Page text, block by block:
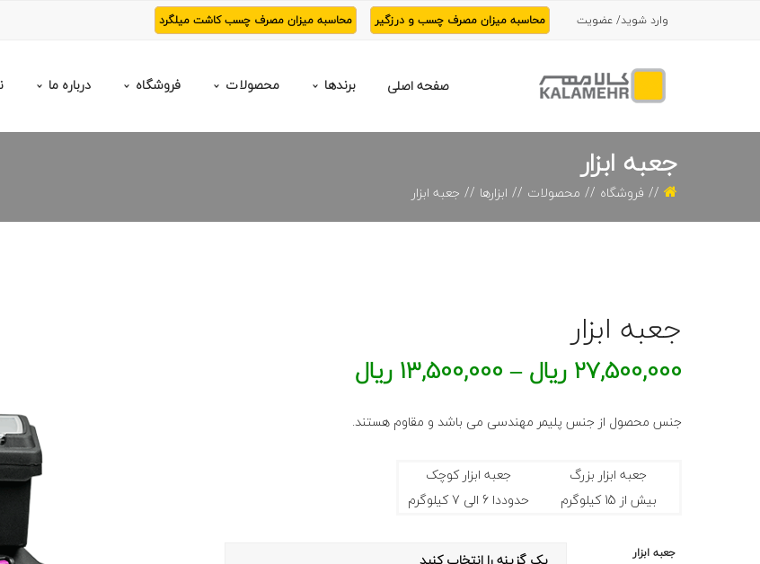
وارد شوید/ عضویت محاسبه میزان مصرف چسب و درزگیر محاسبه میزان مصرف چسب کاشت میلگرد
صفحه اصلی برندها محصولات فروشگاه درباره ما
جعبه ابزار
فروشگاه محصولات ابزارها جعبه ابزار
جعبه ابزار
27,500,000 ریال –
13,500,000 ریال
جنس محصول از جنس پلیمر مهندسی می باشد و مقاوم هستند.
جعبه ابزار بزرگ
جعبه ابزار کوچک
بیش از 15 کیلوگرم
حدوددا 6 الی 7 کیلوگرم
جعبه ابزار